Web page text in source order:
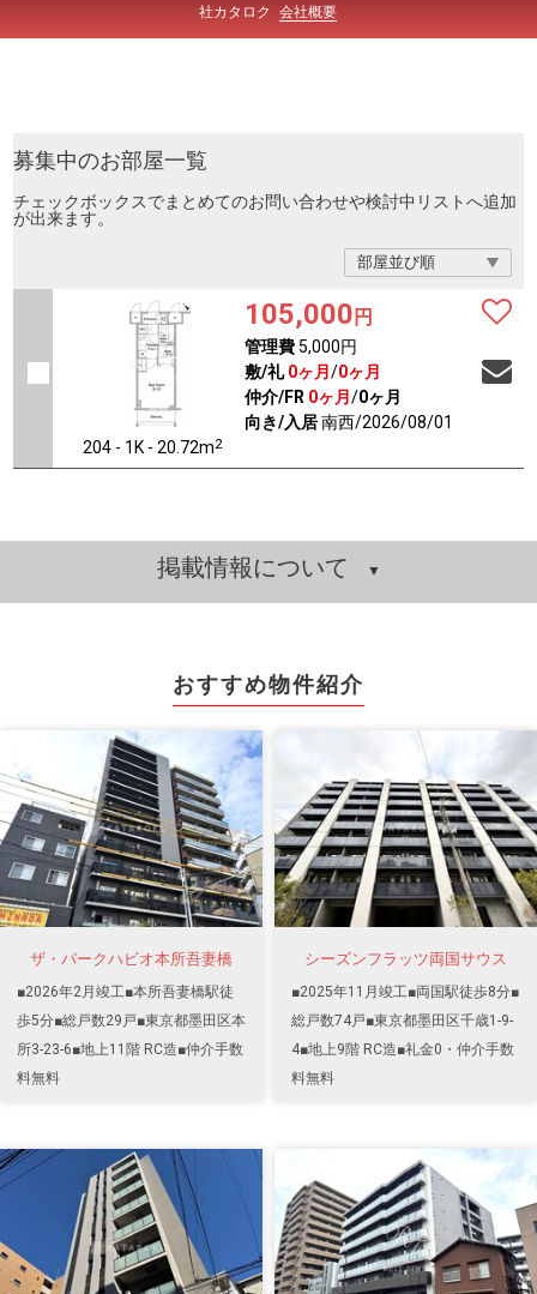
社カタロク
会社概要
募集中のお部屋一覧
チェックボックスでまとめてのお問い合わせや検討中リストへ追加
が出来ます。
204 - 1K - 20.72m2
105,000 円
管理費5,000円
敷/礼 0ヶ月 /0ヶ月
仲介/FR 0ヶ月 /0ヶ月
向き/入居南西/2026/08/01
掲載情報について
おすすめ物件紹介
ザ・パークハビオ本所吾妻橋
■2026年2月竣工■本所吾妻橋駅徒
歩5分■総戸数29戸■東京都墨田区本
所3-23-6■地上11階 RC造■仲介手数
料無料
シーズンフラッツ両国サウス
■2025年11月竣工■両国駅徒歩8分■
総戸数74戸■東京都墨田区千歳1-9-
4■地上9階 RC造■礼金0・仲介手数
料無料